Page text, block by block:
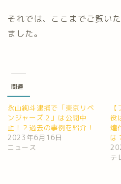
それでは、ここまでご覧い
ました。
関連
永山絢斗逮捕で「東京リベ
ンジャーズ２」は公開中
止！？過去の事例を紹介！
2023年6月16日
ニュース
役
煌
は
テ